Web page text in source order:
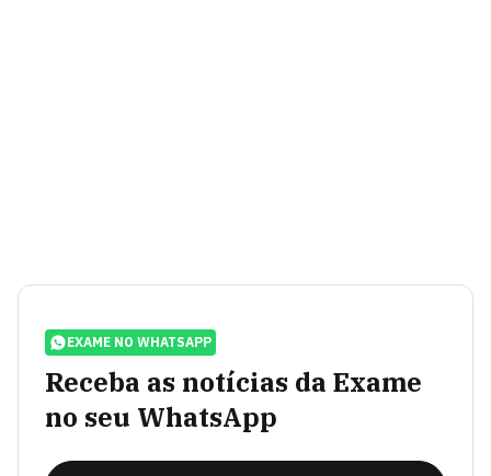
EXAME NO WHATSAPP
Receba as notícias da Exame
no seu WhatsApp